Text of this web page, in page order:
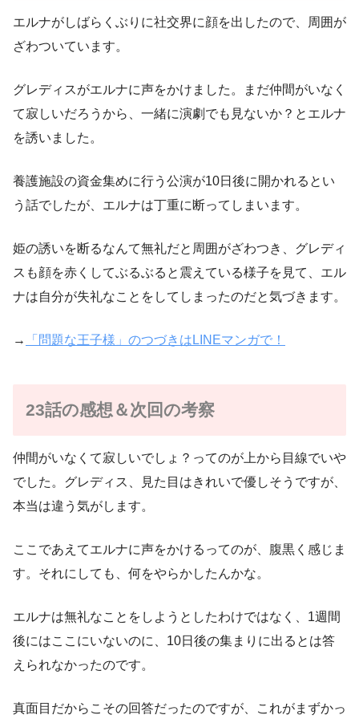
エルナがしばらくぶりに社交界に顔を出したので、周囲が
ざわついています。
グレディスがエルナに声をかけました。まだ仲間がいなく
て寂しいだろうから、一緒に演劇でも見ないか？とエルナ
を誘いました。
養護施設の資金集めに行う公演が10日後に開かれるとい
う話でしたが、エルナは丁重に断ってしまいます。
姫の誘いを断るなんて無礼だと周囲がざわつき、グレディ
スも顔を赤くしてぶるぶると震えている様子を見て、エル
ナは自分が失礼なことをしてしまったのだと気づきます。
→ 「問題な王子様」のつづきはLINEマンガで！
23話の感想＆次回の考察
仲間がいなくて寂しいでしょ？ってのが上から目線でいや
でした。グレディス、見た目はきれいで優しそうですが、
本当は違う気がします。
ここであえてエルナに声をかけるってのが、腹黒く感じま
す。それにしても、何をやらかしたんかな。
エルナは無礼なことをしようとしたわけではなく、1週間
後にはここにいないのに、10日後の集まりに出るとは答
えられなかったのです。
真面目だからこその回答だったのですが、これがまずかっ